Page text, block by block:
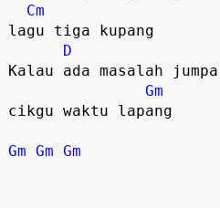
Cm
lagu tiga kupang
D
Kalau ada masalah jumpa
Gm
cikgu waktu lapang
Gm Gm Gm